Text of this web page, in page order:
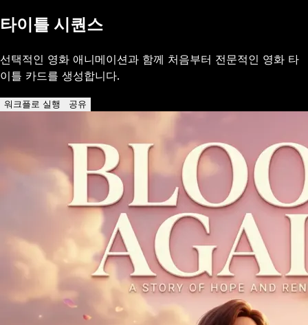
타이틀 시퀀스
선택적인 영화 애니메이션과 함께 처음부터 전문적인 영화 타
이틀 카드를 생성합니다.
워크플로 실행 공유